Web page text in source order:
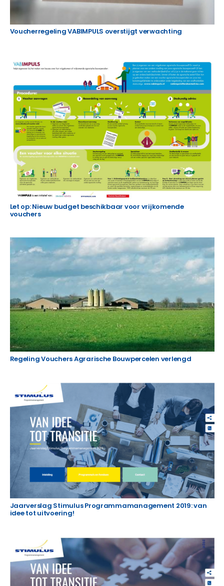
Voucherregeling VABIMPULS overstijgt verwachting
Let op: Nieuw budget beschikbaar voor vrijkomende
vouchers
Regeling Vouchers Agrarische Bouwpercelen verlengd
Jaarverslag Stimulus Programmamanagement 2019: van
idee tot uitvoering!